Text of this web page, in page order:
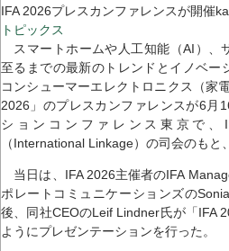
IFA 2026プレスカンファレンスが開催
トピックス
スマートホームや人工知能（AI）、
至るまでの最新のトレンドとイノベー
コンシューマーエレクトロニクス（家
2026」のプレスカンファレンスが6月
ションコンファレンス東京で、
（International Linkage）の司会のもと
当日は、IFA 2026主催者のIFA
ポレートコミュニケーションズの
後、同社CEOのLeif Lindner氏が「IFA
ようにプレゼンテーションを行った。